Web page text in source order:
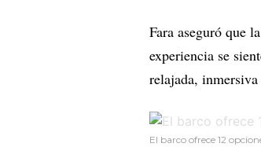
Fara aseguró que
experiencia se
relajada,
El barco ofrece 12